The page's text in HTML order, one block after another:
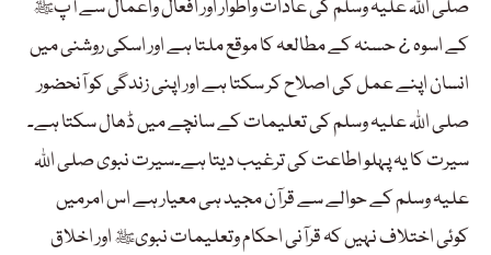
صلی اللہ علیہ وسلم کی عادات واطوار اور افعال واعمال سے آپﷺ
کے اسوہ ¿ حسنہ کے مطالعہ کا موقع ملتا ہے اور اسکی روشنی میں
انسان اپنے عمل کی اصلاح کر سکتا ہے اور اپنی زندگی کو آنحضور
صلی اللہ علیہ وسلم کی تعلیمات کے سانچے میں ڈھال سکتا ہے۔
سیرت کا یہ پہلو اطاعت کی ترغیب دیتا ہے۔سیرت نبوی صلی اللہ
علیہ وسلم کے حوالے سے قرآن مجید ہی معیار ہے اس امرمیں
کوئی اختلاف نہیں کہ قرآنی احکام وتعلیمات نبویﷺ اور اخلاق